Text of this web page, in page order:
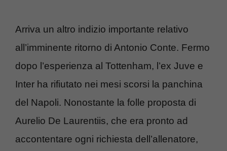
Arriva un altro indizio importante relativo
all’imminente ritorno di Antonio Conte. Fermo
dopo l’esperienza al Tottenham, l’ex Juve e
Inter ha rifiutato nei mesi scorsi la panchina
del Napoli. Nonostante la folle proposta di
Aurelio De Laurentiis, che era pronto ad
accontentare ogni richiesta dell’allenatore,